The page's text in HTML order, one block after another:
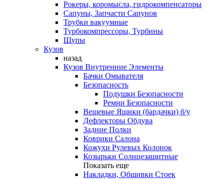
Рокеры, коромысла, гидрокомпенсаторы
Сапуны, Запчасти Сапунов
Трубки вакуумные
Турбокомпрессоры, Турбины
Щупы
Кузов
назад
Кузов Внутренние Элементы
Бачки Омывателя
Безопасность
Подушки Безопасности
Ремни Безопасности
Вещевые Ящики (бардачки) б/у
Дефлекторы Обдува
Задние Полки
Коврики Салона
Кожухи Рулевых Колонок
Козырьки Солнцезащитные
Показать еще
Накладки, Обшивки Стоек